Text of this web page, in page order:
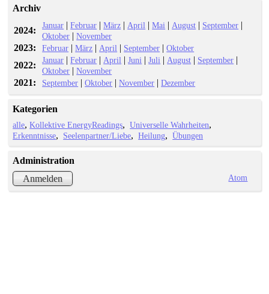
Archiv
2024: Januar |Februar |März |April |Mai |August September
Oktober |November
2023: Februar |März |April September |Oktober
2022: Januar |Februar |April |Juni |Juli |August September
Oktober |November
2021: September |Oktober |November |Dezember
Kategorien
alle Kollektive EnergyReadings
Universelle Wahrheiten
Erkenntnisse
Seelenpartner/Liebe Heilung Übungen
Administration
Anmelden
Atom